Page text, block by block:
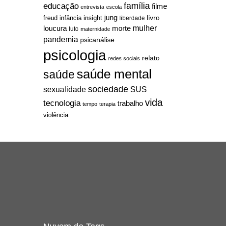
educação entrevista escola família filme
freud infância insight jung liberdade livro
loucura luto maternidade morte mulher
pandemia psicanálise
psicologia redes sociais relato
saúdesaúde mental
sexualidade sociedade SUS
tecnologia tempo terapia trabalho vida
violência